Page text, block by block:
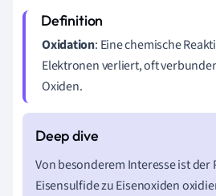
Oxidation: Eine chemische
Elektronen verliert, oft
Oxiden.
Von besonderem Interesse ist der
Eisensulfide zu Eisenoxiden